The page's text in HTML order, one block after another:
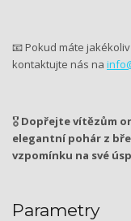
📧 Pokud máte
kontaktujte nás na
🎖 Dopřejte vítězům
elegantní pohár z
vzpomínku na své
Parametry